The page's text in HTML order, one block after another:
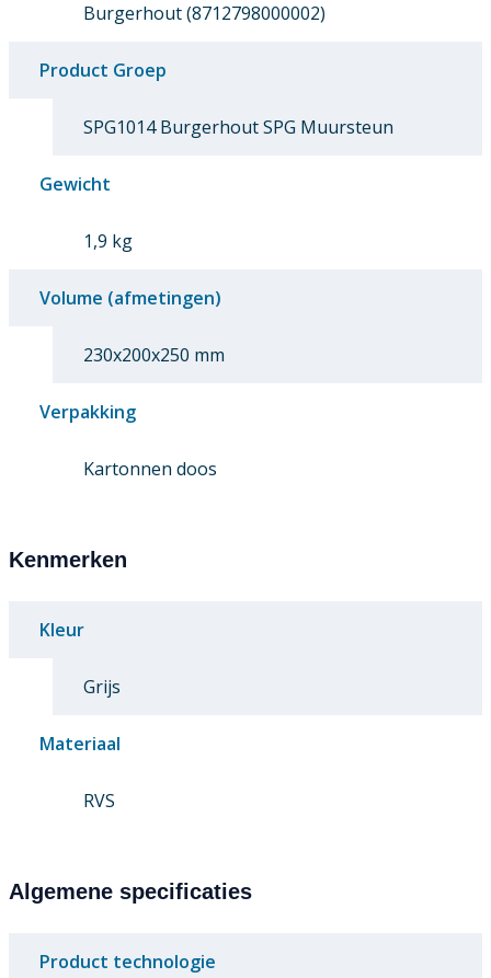
Burgerhout (8712798000002)
Product Groep
SPG1014 Burgerhout SPG Muursteun
Gewicht
1,9 kg
Volume (afmetingen)
230x200x250 mm
Verpakking
Kartonnen doos
Kenmerken
Kleur
Grijs
Materiaal
RVS
Algemene specificaties
Product technologie